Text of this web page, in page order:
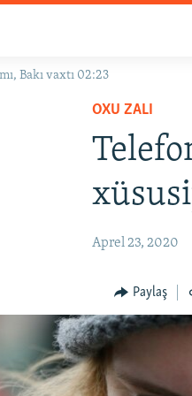
Bakı vaxtı 02:23
OXU ZALI
Aprel 23, 2020
Paylaş